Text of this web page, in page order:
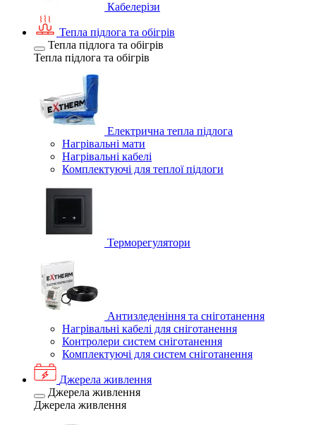
Кабелерізи
Тепла підлога та обігрів
Тепла підлога та обігрів
Тепла підлога та обігрів
Електрична тепла підлога
Нагрівальні мати
Нагрівальні кабелі
Комплектуючі для теплої підлоги
Терморегулятори
Антизледеніння та сніготанення
Нагрівальні кабелі для сніготанення
Контролери систем сніготанення
Комплектуючі для систем сніготанення
Джерела живлення
Джерела живлення
Джерела живлення